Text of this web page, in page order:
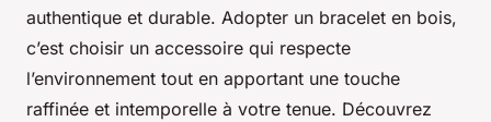
authentique et durable. Adopter un bracelet en bois,
c’est choisir un accessoire qui respecte
l’environnement tout en apportant une touche
raffinée et intemporelle à votre tenue. Découvrez